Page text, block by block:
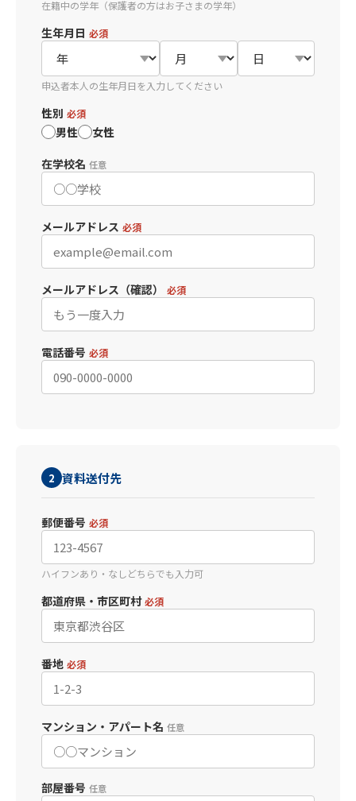
在籍中の学年（保護者の方はお子さまの学年）
生年月日 必須
申込者本人の生年月日を入力してください
性別 必須
男性
女性
在学校名 任意
メールアドレス 必須
メールアドレス（確認） 必須
電話番号 必須
2 資料送付先
郵便番号 必須
ハイフンあり・なしどちらでも入力可
都道府県・市区町村 必須
番地 必須
マンション・アパート名 任意
部屋番号 任意